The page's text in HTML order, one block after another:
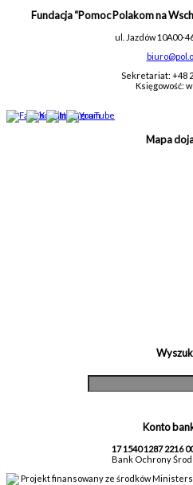
Fundacja “Pomoc Polakom na
ul. Jazdów 10A00-
Sekretariat: +48
Księgowość:
Mapa
Konto
17 1540 1287 2216
Bank Ochrony
Projekt finansowany ze środków